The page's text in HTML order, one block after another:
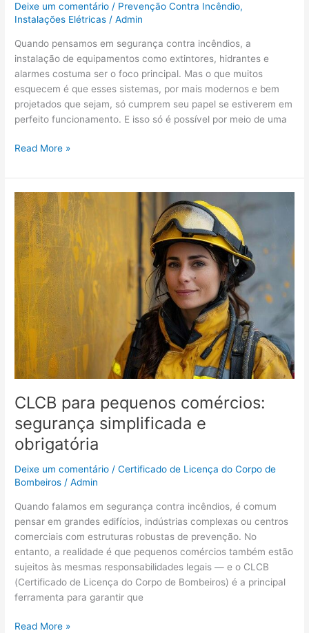
Deixe um comentário / Prevenção Contra Incêndio,
Instalações Elétricas /Admin
Quando pensamos em segurança contra incêndios, a
instalação de equipamentos como extintores, hidrantes e
alarmes costuma ser o foco principal. Mas o que muitos
esquecem é que esses sistemas, por mais modernos e bem
projetados que sejam, só cumprem seu papel se estiverem em
perfeito funcionamento. E isso só é possível por meio de uma
Read More »
CLCB para pequenos comércios:
segurança simplificada e
obrigatória
Deixe um comentário /Certificado de Licença do Corpo de
Bombeiros /Admin
Quando falamos em segurança contra incêndios, é comum
pensar em grandes edifícios, indústrias complexas ou centros
comerciais com estruturas robustas de prevenção. No
entanto, a realidade é que pequenos comércios também estão
sujeitos às mesmas responsabilidades legais — e o CLCB
(Certificado de Licença do Corpo de Bombeiros) é a principal
ferramenta para garantir que
CLCB
para
pequenos
comércios:
segurança
simplificada
obrigatória
Read More »